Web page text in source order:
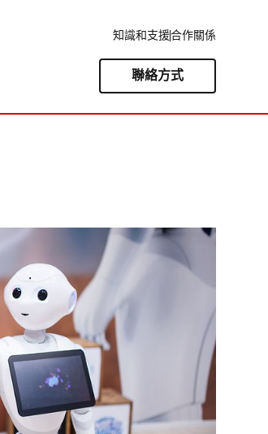
知識和支援合作關係
聯絡方式